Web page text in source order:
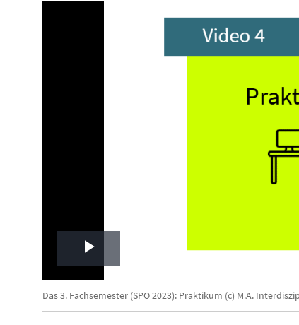
Play
Video
Das 3. Fachsemester (SPO 2023): Praktikum (c) M.A.